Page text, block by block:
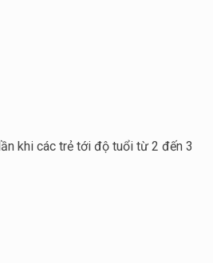
khi các trẻ tới độ tuổi từ 2 đến 3